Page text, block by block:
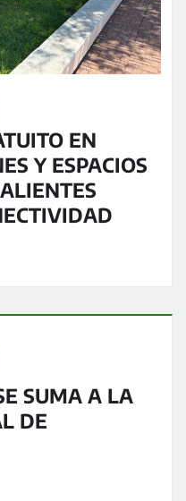
EN
Y ESPACIOS
SUMA A LA
DE